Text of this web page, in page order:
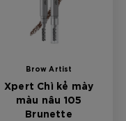
Brow Artist
Xpert Chì kẻ mày
màu nâu 105
Brunette